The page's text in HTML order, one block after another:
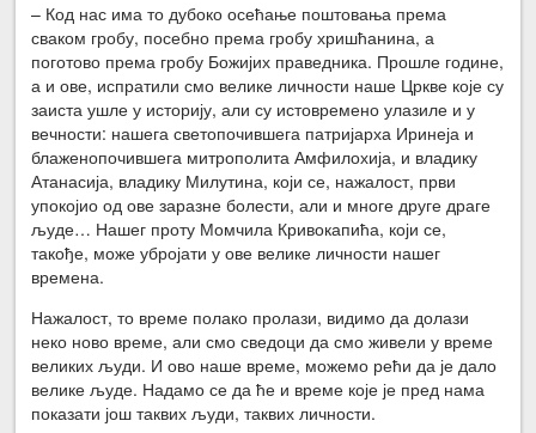
– Код нас има то дубоко осећање поштовања према
сваком гробу, посебно према гробу хришћанина, а
поготово према гробу Божијих праведника. Прошле године,
а и ове, испратили смо велике личности наше Цркве које су
заиста ушле у историју, али су истовремено улазиле и у
вечности: нашега светопочившега патријарха Иринеја и
блаженопочившега митрополита Амфилохија, и владику
Атанасија, владику Милутина, који се, нажалост, први
упокојио од ове заразне болести, али и многе друге драге
људе… Нашег проту Момчила Кривокапића, који се,
такође, може убројати у ове велике личности нашег
времена.
Нажалост, то време полако пролази, видимо да долази
неко ново време, али смо сведоци да смо живели у време
великих људи. И ово наше време, можемо рећи да је дало
велике људе. Надамо се да ће и време које је пред нама
показати још таквих људи, таквих личности.